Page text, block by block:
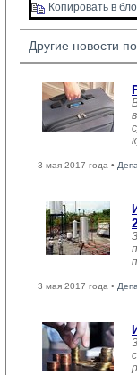
Копировать в
Другие новости
3 мая 2017 года •
3 мая 2017 года •